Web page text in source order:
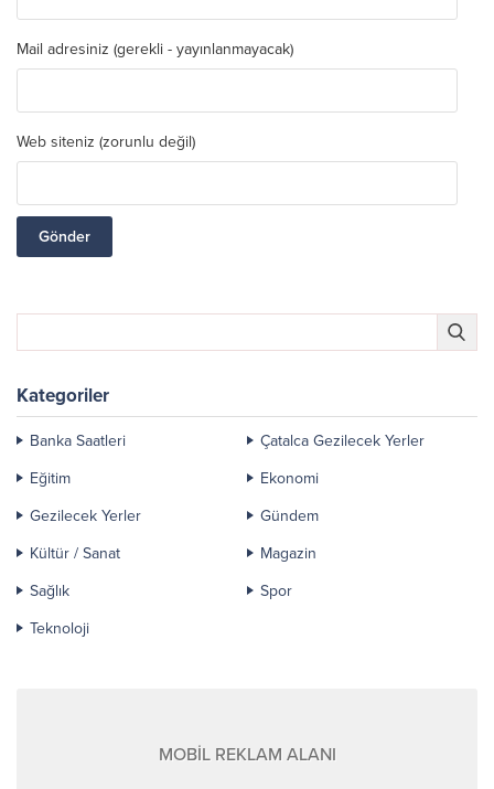
Mail adresiniz (gerekli - yayınlanmayacak)
Web siteniz (zorunlu değil)
Kategoriler
Banka Saatleri
Çatalca Gezilecek Yerler
Eğitim
Ekonomi
Gezilecek Yerler
Gündem
Kültür / Sanat
Magazin
Sağlık
Spor
Teknoloji
MOBİL REKLAM ALANI